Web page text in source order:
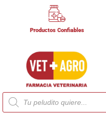
Productos Confiables